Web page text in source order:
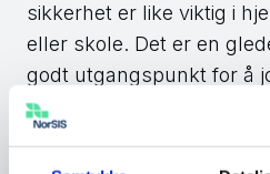
sikkerhet er like viktig i
eller skole. Det er en
godt utgangspunkt for å
bedre kunnskap om